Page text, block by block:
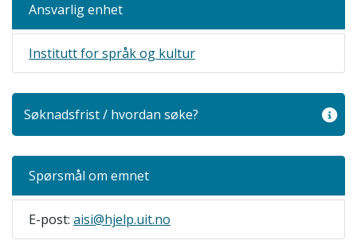
Ansvarlig enhet
Institutt for språk og kultur
Søknadsfrist / hvordan søke?
Spørsmål om emnet
E-post: aisi@hjelp.uit.no